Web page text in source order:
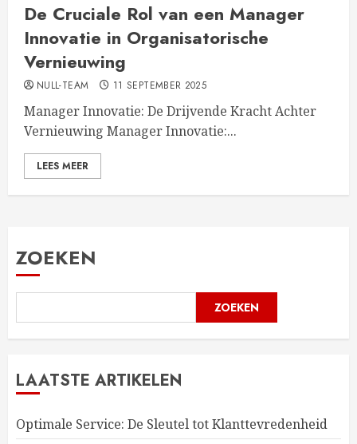
De Cruciale Rol van een Manager
Innovatie in Organisatorische
Vernieuwing
NULL-TEAM 11 SEPTEMBER 2025
Manager Innovatie: De Drijvende Kracht Achter
Vernieuwing Manager Innovatie:...
LEES MEER
ZOEKEN
ZOEKEN
LAATSTE ARTIKELEN
Optimale Service: De Sleutel tot Klanttevredenheid